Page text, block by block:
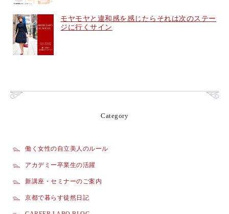
モヤモヤと違和感を感じたらそれは次のステー
ジに行くサイン
Category
働く女性の自立美人のルール
アカデミー卒業生の活躍
新講座・セミナーのご案内
京都で暮らす徒然日記